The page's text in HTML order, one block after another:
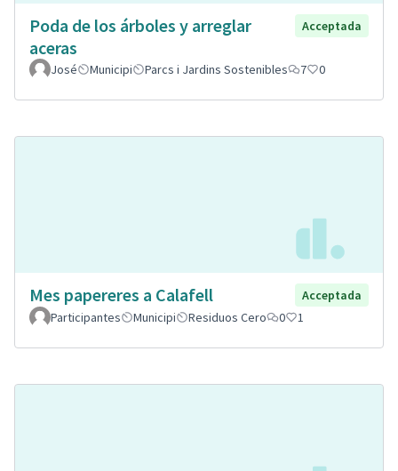
Poda de los árboles y arreglar
aceras
Acceptada
José Municipi Parcs i Jardins Sostenibles 7 0
Mes papereres a Calafell
Acceptada
Participantes
Municipi Residuos Cero 0 1